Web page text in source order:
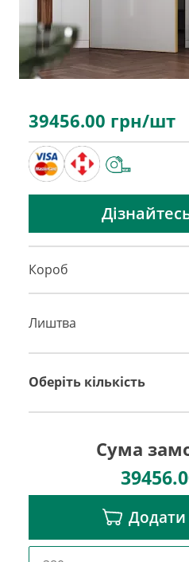
39456.00 грн/шт
Короб
Лиштва
Оберіть кількість
Сума